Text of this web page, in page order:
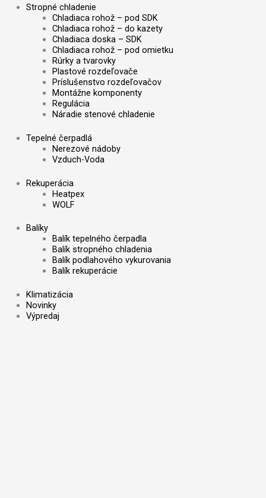
Stropné chladenie
Chladiaca rohož – pod SDK
Chladiaca rohož – do kazety
Chladiaca doska – SDK
Chladiaca rohož – pod omietku
Rúrky a tvarovky
Plastové rozdeľovače
Príslušenstvo rozdeľovačov
Montážne komponenty
Regulácia
Náradie stenové chladenie
Tepelné čerpadlá
Nerezové nádoby
Vzduch-Voda
Rekuperácia
Heatpex
WOLF
Balíky
Balík tepelného čerpadla
Balík stropného chladenia
Balík podlahového vykurovania
Balík rekuperácie
Klimatizácia
Novinky
Výpredaj